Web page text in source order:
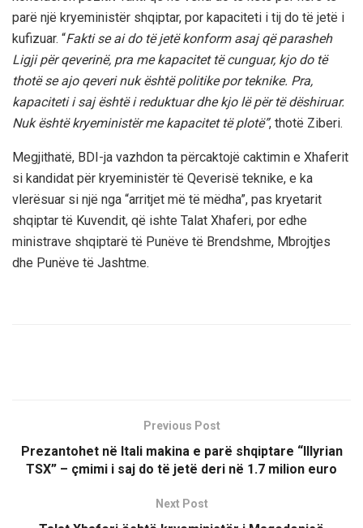
parë një kryeministër shqiptar, por kapaciteti i tij do të jetë i
kufizuar. “Fakti se ai do të jetë konform asaj që parasheh
Ligji për qeverinë, pra me kapacitet të cunguar, kjo do të
thotë se ajo qeveri nuk është politike por teknike. Pra,
kapaciteti i saj është i reduktuar dhe kjo lë për të dëshiruar.
Nuk është kryeministër me kapacitet të plotë”, thotë Ziberi.
Megjithatë, BDI-ja vazhdon ta përcaktojë caktimin e Xhaferit
si kandidat për kryeministër të Qeverisë teknike, e ka
vlerësuar si një nga “arritjet më të mëdha”, pas kryetarit
shqiptar të Kuvendit, që ishte Talat Xhaferi, por edhe
ministrave shqiptarë të Punëve të Brendshme, Mbrojtjes
dhe Punëve të Jashtme.
Previous Post
Prezantohet në Itali makina e parë shqiptare “Illyrian
TSX” – çmimi i saj do të jetë deri në 1.7 milion euro
Next Post